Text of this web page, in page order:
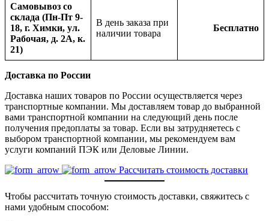
Самовывоз со
склада (Пн-Пт 9-
18, г. Химки, ул.
Рабочая, д. 2А, к.
21)
В день заказа при
наличии товара
Бесплатно
Доставка по России
Доставка наших товаров по России осуществляется через
транспортные компании. Мы доставляем товар до выбранной
вами транспортной компании на следующий день после
получения предоплаты за товар. Если вы затрудняетесь с
выбором транспортной компании, мы рекомендуем вам
услуги компаний ПЭК или Деловые Линии.
Рассчитать стоимость доставки
Чтобы рассчитать точную стоимость доставки, свяжитесь с
нами удобным способом: